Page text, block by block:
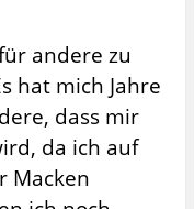
andere zu
hat mich Jahre
dass mir
da ich auf
Macken